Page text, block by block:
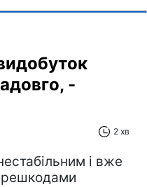
-
2 хв
і вже